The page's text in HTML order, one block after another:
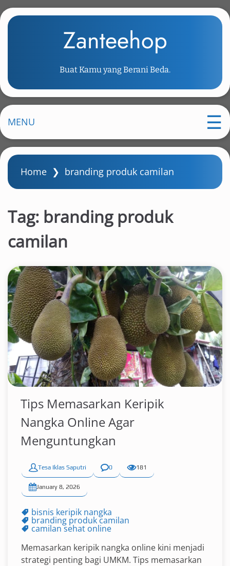
k
m
i
n
o
Zanteehop
Buat Kamu yang Berani Beda.
MENU
Home ❯ branding produk camilan
Tag: branding produk
camilan
Tips Memasarkan Keripik
Nangka Online Agar
Menguntungkan
Tesa Iklas Saputri 0 181
January 8, 2026
bisnis keripik nangka
branding produk camilan
camilan sehat online
Memasarkan keripik nangka online kini menjadi
strategi penting bagi UMKM. Tips memasarkan